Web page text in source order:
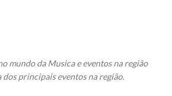
mundo da Musica e eventos na região
principais eventos na região.